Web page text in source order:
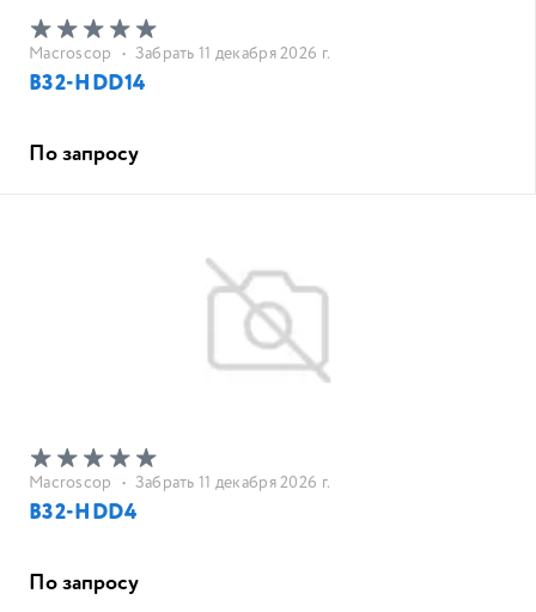
Macroscop • Забрать 11 декабря 2026 г.
B32-HDD14
По запросу
Macroscop • Забрать 11 декабря 2026 г.
B32-HDD4
По запросу